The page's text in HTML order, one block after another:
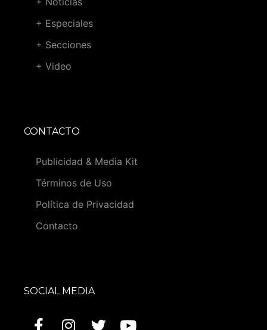
+ Especiales
+ Secciones
+ Video
CONTACTO
Publicidad & Media Kit
Términos de Uso
Política de Privacidad
Contacto
SOCIAL MEDIA